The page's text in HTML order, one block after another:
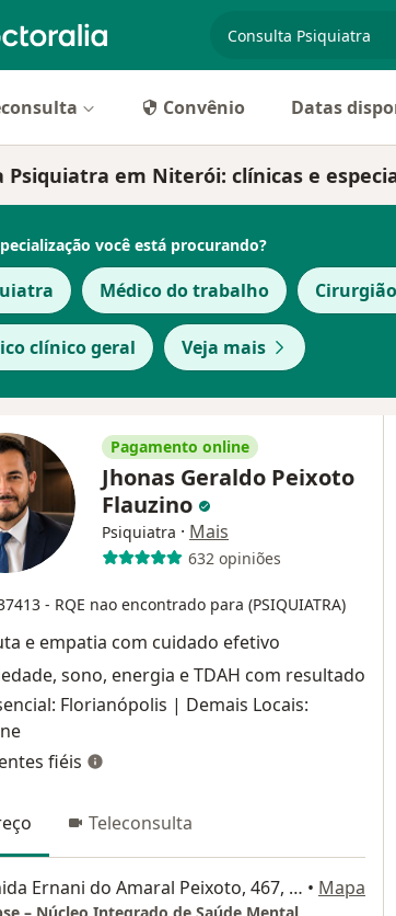
Convênio Datas
Psiquiatra em Niterói: clínicas e
você está procurando?
Médico do trabalho
clínico geral Veja mais
Pagamento online
Jhonas Geraldo Peixoto
Flauzino
Psiquiatra · Mais
632 opiniões
- RQE nao encontrado para (PSIQUIATRA)
e empatia com cuidado efetivo
sono, energia e TDAH com resultado
Florianópolis | Demais Locais:
fiéis
Teleconsulta
Avenida Ernani do Amaral Peixoto, 467, Niterói • Mapa